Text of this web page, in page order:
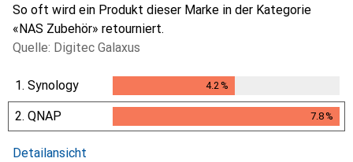
So oft wird ein Produkt dieser Marke in der Kategorie
«NAS Zubehör» retourniert.
Quelle: Digitec Galaxus
1. Synology 4.2%
2. QNAP 7.8%
7.8%
Detailansicht